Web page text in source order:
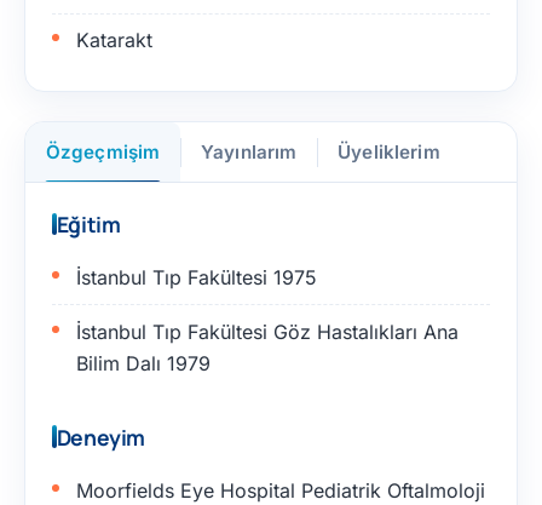
Katarakt
Özgeçmişim Yayınlarım Üyeliklerim
Eğitim
İstanbul Tıp Fakültesi 1975
İstanbul Tıp Fakültesi Göz Hastalıkları Ana
Bilim Dalı 1979
Deneyim
Moorfields Eye Hospital Pediatrik Oftalmoloji